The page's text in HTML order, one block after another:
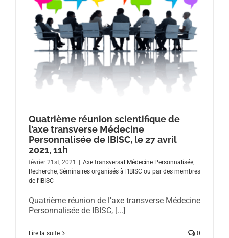
Quatrième réunion scientifique de
l’axe transverse Médecine
Personnalisée de IBISC, le 27 avril
2021, 11h
février 21st, 2021 Axe transversal Médecine Personnalisée,
Recherche, Séminaires organisés à l'IBISC ou par des membres
de l'IBISC
Quatrième réunion de l'axe transverse Médecine
Personnalisée de IBISC, [...]
Lire la suite 0